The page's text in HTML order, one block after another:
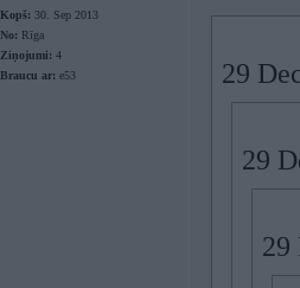
Kopš: 30. Sep 2013
No: Rīga
Ziņojumi: 4
Braucu ar: e53 29
29
29